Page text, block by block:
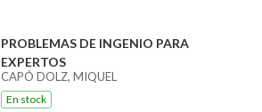
PROBLEMAS DE INGENIO PARA
EXPERTOS
CAPÓ DOLZ, MIQUEL
En stock